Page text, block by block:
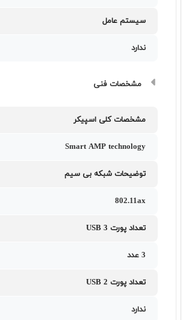
سیستم عامل
ندارد
مشخصات فنی
مشخصات کلی اسپیکر
Smart AMP technology
توضیحات شبکه بی سیم
802.11ax
تعداد پورت USB 3
3 عدد
تعداد پورت USB 2
ندارد